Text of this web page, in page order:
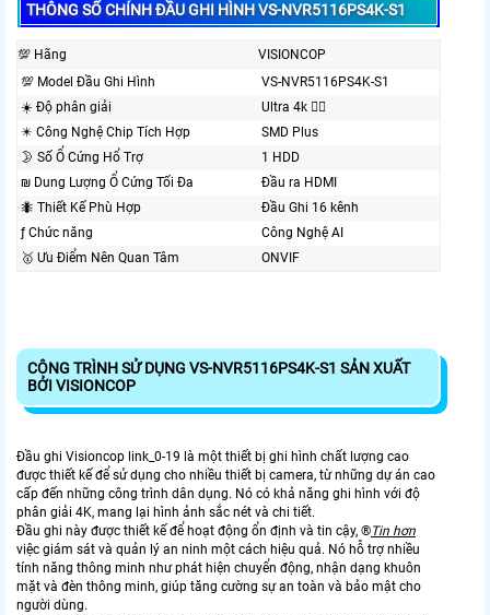
THÔNG SỐ CHÍNH ĐẦU GHI HÌNH VS-NVR5116PS4K-S1
💯 Hãng
VISIONCOP
💯 Model Đầu Ghi Hình
VS-NVR5116PS4K-S1
☀️ Độ phân giải
Ultra 4k 👍🏾
✴️ Công Nghệ Chip Tích Hợp
SMD Plus
🌛 Số Ổ Cứng Hổ Trợ
1 HDD
₪ Dung Lượng Ổ Cứng Tối Đa
Đầu ra HDMI
🐜 Thiết Kế Phù Hợp
Đầu Ghi 16 kênh
ƒ Chức năng
Công Nghệ AI
🥇️ Ưu Điểm Nên Quan Tâm
ONVIF
CÔNG TRÌNH SỬ DỤNG VS-NVR5116PS4K-S1 SẢN XUẤT
BỞI VISIONCOP
Đầu ghi Visioncop link_0-19 là một thiết bị ghi hình chất lượng cao
được thiết kế để sử dụng cho nhiều thiết bị camera, từ những dự án cao
cấp đến những công trình dân dụng. Nó có khả năng ghi hình với độ
phân giải 4K, mang lại hình ảnh sắc nét và chi tiết.
Đầu ghi này được thiết kế để hoạt động ổn định và tin cậy, ®️Tin hơn
việc giám sát và quản lý an ninh một cách hiệu quả. Nó hỗ trợ nhiều
tính năng thông minh như phát hiện chuyển động, nhận dạng khuôn
mặt và đèn thông minh, giúp tăng cường sự an toàn và bảo mật cho
người dùng.